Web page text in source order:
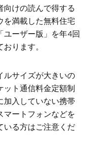
向けの読んで得する
を満載した無料住宅
ユーザー版」を年4回
ります。
ルサイズが大きいの
ット通信料金定額制
加入していない携帯
マートフォンなどを
いる方はご注意くだ